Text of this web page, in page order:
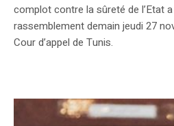
complot contre la sûreté de l’Etat
rassemblement demain jeudi 27
Cour d’appel de Tunis.